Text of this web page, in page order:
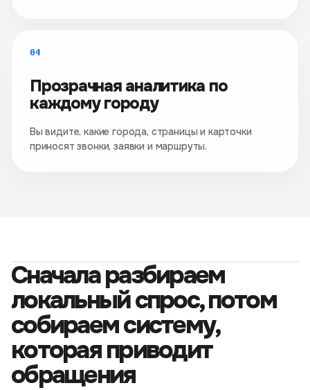
04
Прозрачная аналитика по
каждому городу
Вы видите, какие города, страницы и карточки
приносят звонки, заявки и маршруты.
Сначала разбираем
локальный спрос, потом
собираем систему,
которая приводит
обращения